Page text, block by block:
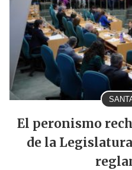
El peronismo
de la